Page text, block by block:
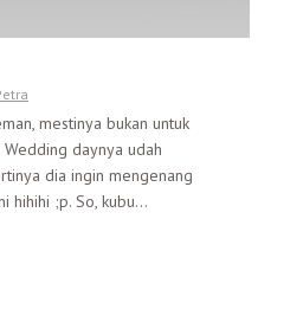
mestinya bukan untuk
daynya udah
dia ingin mengenang
hihihi ;p. So, kubu...